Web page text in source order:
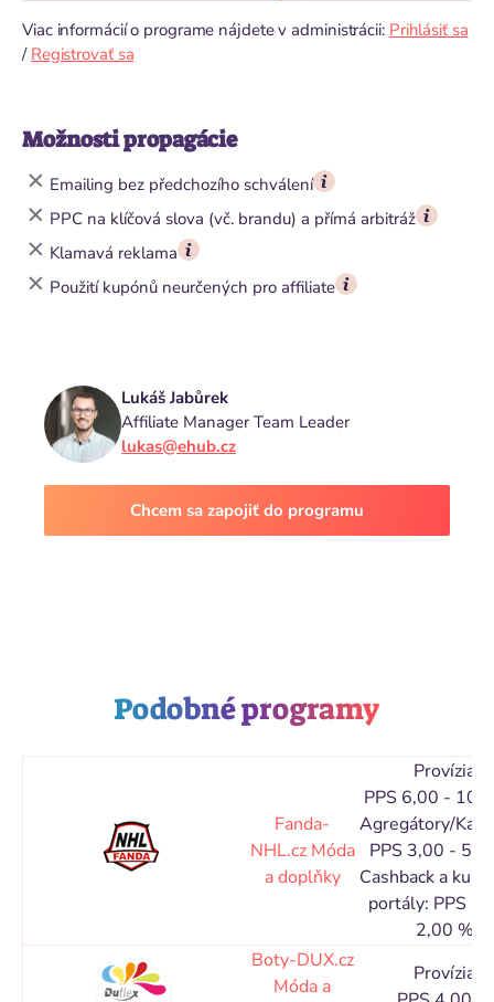
Viac informácií o programe nájdete v administrácii: Prihlásiť sa
/ Registrovať sa
Možnosti propagácie
Emailing bez předchozího schválení
PPC na klíčová slova (vč. brandu) a přímá arbitráž
Klamavá reklama
Použití kupónů neurčených pro affiliate
Lukáš Jabůrek
Affiliate Manager Team Leader
lukas@ehub.cz
Chcem sa zapojiť do programu
Podobné programy
Fanda-
NHL.cz Móda
a doplňky
Provízia
PPS 6,00 -
Agregátory/
PPS 3,00 -
Cashback a
portály: PPS
2,00 %
Boty-DUX.cz
Móda a
Provízia